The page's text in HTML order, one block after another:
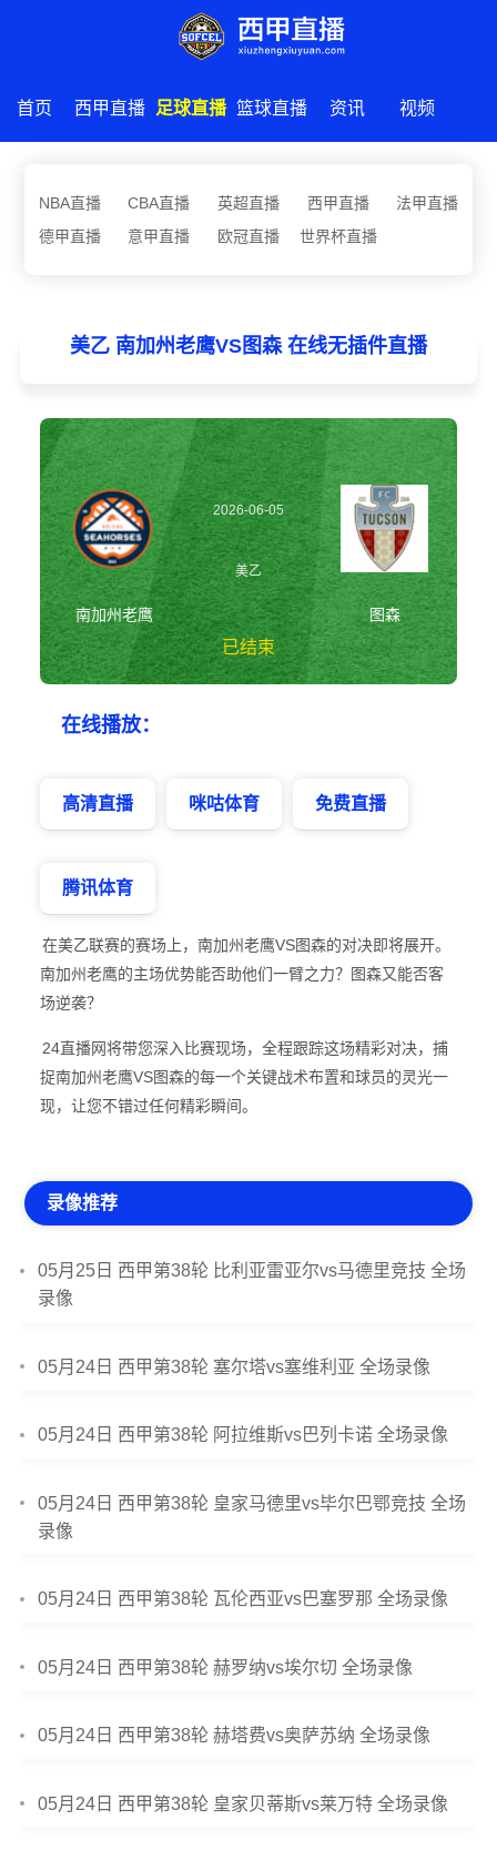
首页 西甲直播 足球直播 篮球直播 资讯 视频
NBA直播 CBA直播 英超直播 西甲直播
法甲直播
德甲直播
意甲直播 欧冠直播 世界杯直播
美乙 南加州老鹰VS图森 在线无插件直播
南加州老鹰
2026-06-05
10:00:00
美乙
已结束
图森
在线播放：
高清直播 咪咕体育 免费直播
腾讯体育
在美乙联赛的赛场上，南加州老鹰VS图森的对决即将展开。
南加州老鹰的主场优势能否助他们一臂之力？图森又能否客
场逆袭？
24直播网将带您深入比赛现场，全程跟踪这场精彩对决，捕
捉南加州老鹰VS图森的每一个关键战术布置和球员的灵光一
现，让您不错过任何精彩瞬间。
录像推荐
05月25日 西甲第38轮 比利亚雷亚尔vs马德里竞技 全场
录像
05月24日 西甲第38轮 塞尔塔vs塞维利亚 全场录像
05月24日 西甲第38轮 阿拉维斯vs巴列卡诺 全场录像
05月24日 西甲第38轮 皇家马德里vs毕尔巴鄂竞技 全场
录像
05月24日 西甲第38轮 瓦伦西亚vs巴塞罗那 全场录像
05月24日 西甲第38轮 赫罗纳vs埃尔切 全场录像
05月24日 西甲第38轮 赫塔费vs奥萨苏纳 全场录像
05月24日 西甲第38轮 皇家贝蒂斯vs莱万特 全场录像